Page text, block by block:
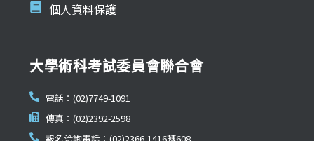
個人資料保護
大學術科考試委員會聯合會
電話：(02)7749-1091
傳真：(02)2392-2598